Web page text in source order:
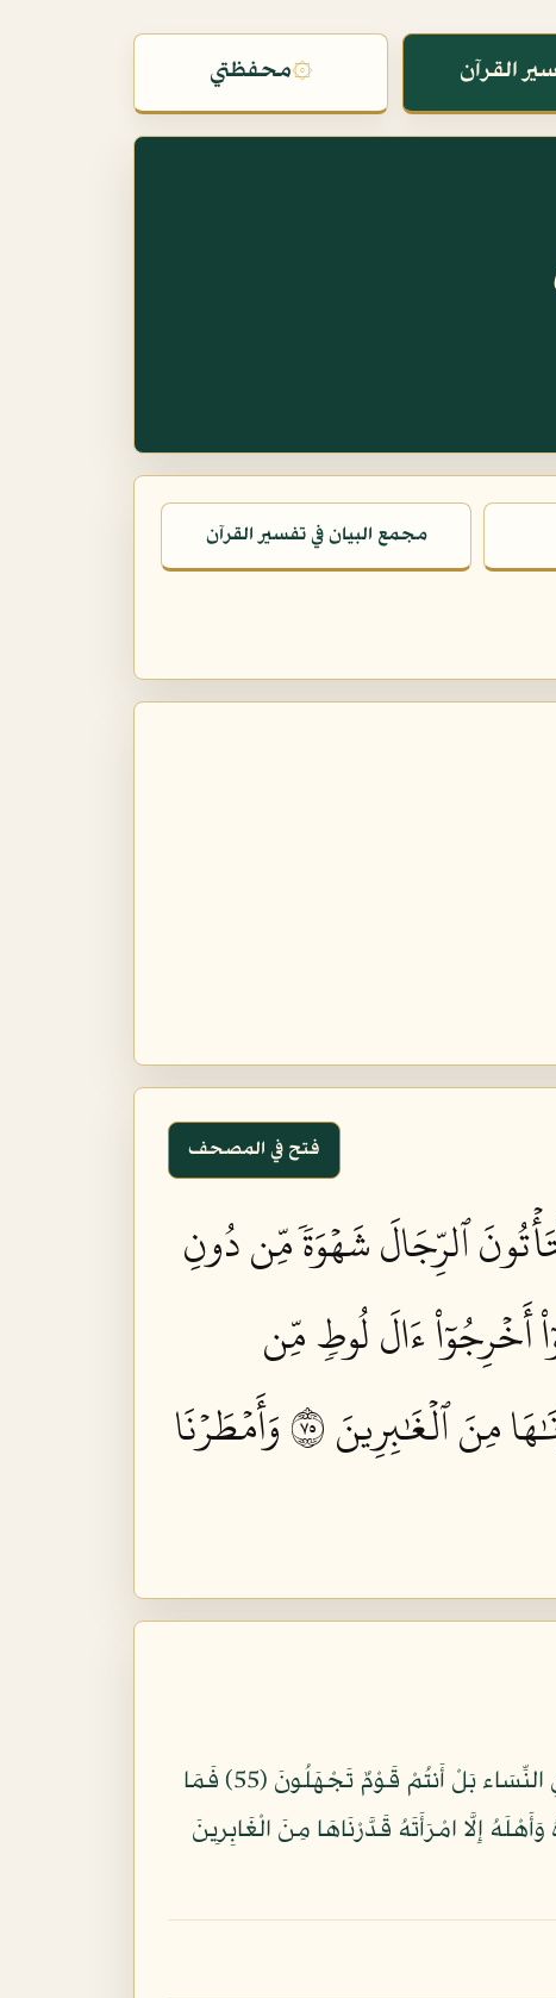
القرآن ۞محفظتي
مجمع البيان في تفسير القرآن
فتح في المصحف
ٱلرِّجَالَ شَهۡوَةٗ مِّن دُونِ
أَخۡرِجُوٓاْ ءَالَ لُوطٖ مِّن
مِنَ ٱلۡغَٰبِرِينَ ٥٧
وَأَمۡطَرۡنَا
وَلُوطًا إِذْ قَالَ لِقَوْمِهِ أَتَأْتُونَ الْفَاحِشَةَ وَأَنتُمْ تُبْصِرُونَ (54) أَئِنَّكُمْ لَتَأْتُونَ الرِّجَالَ شَهْوَةً مِّن دُونِ النِّسَاء بَلْ أَنتُمْ قَوْمٌ تَجْهَلُونَ (55) فَمَا
أَخْرِجُوا آلَ لُوطٍ مِّن قَرْيَتِكُمْ إِنَّهُمْ أُنَاسٌ يَتَطَهَّرُونَ (56) فَأَنجَيْنَاهُ وَأَهْلَهُ إِلَّا امْرَأَتَهُ قَدَّرْنَاهَا مِنَ الْغَابِرِينَ